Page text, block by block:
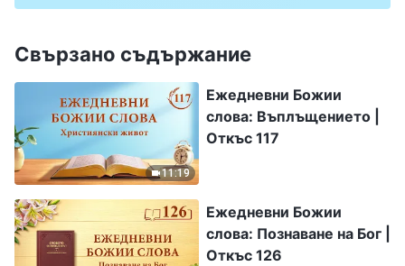
Свързано съдържание
11:19
Ежедневни Божии
слова: Въплъщението |
Откъс 117
Ежедневни Божии
слова: Познаване на Бог |
Откъс 126